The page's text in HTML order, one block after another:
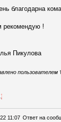
благодарна
рекомендую !
Пикулова
пользователем
11:07 Ответ на